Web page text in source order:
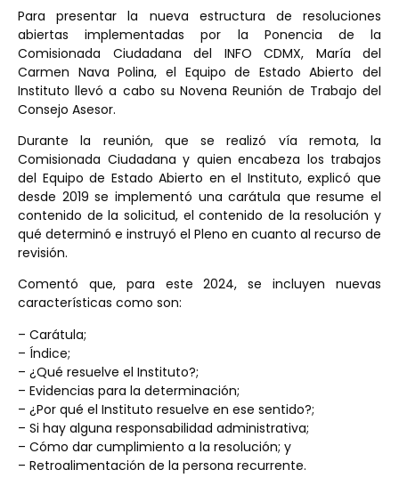
Para presentar la nueva estructura de resoluciones
abiertas implementadas por la Ponencia de la
Comisionada Ciudadana del INFO CDMX, María del
Carmen Nava Polina, el Equipo de Estado Abierto del
Instituto llevó a cabo su Novena Reunión de Trabajo del
Consejo Asesor.
Durante la reunión, que se realizó vía remota, la
Comisionada Ciudadana y quien encabeza los trabajos
del Equipo de Estado Abierto en el Instituto, explicó que
desde 2019 se implementó una carátula que resume el
contenido de la solicitud, el contenido de la resolución y
qué determinó e instruyó el Pleno en cuanto al recurso de
revisión.
Comentó que, para este 2024, se incluyen nuevas
características como son:
– Carátula;
– Índice;
– ¿Qué resuelve el Instituto?;
– Evidencias para la determinación;
– ¿Por qué el Instituto resuelve en ese sentido?;
– Si hay alguna responsabilidad administrativa;
– Cómo dar cumplimiento a la resolución; y
– Retroalimentación de la persona recurrente.